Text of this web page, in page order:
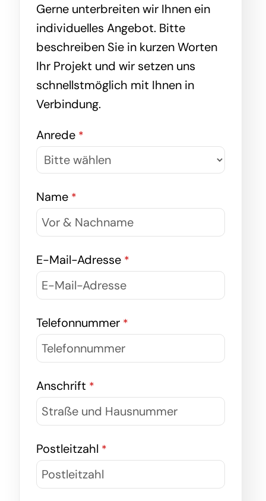
Gerne unterbreiten wir Ihnen ein
individuelles Angebot. Bitte
beschreiben Sie in kurzen Worten
Ihr Projekt und wir setzen uns
schnellstmöglich mit Ihnen in
Verbindung.
Anrede *
Name *
E-Mail-Adresse *
Telefonnummer *
Anschrift *
Postleitzahl *